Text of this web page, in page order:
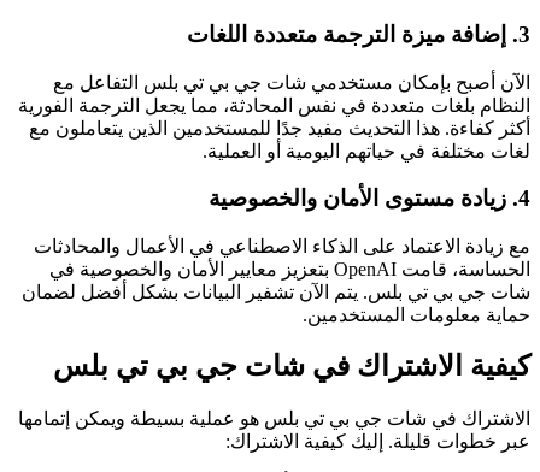
3. إضافة ميزة الترجمة متعددة اللغات
الآن أصبح بإمكان مستخدمي شات جي بي تي بلس التفاعل مع
النظام بلغات متعددة في نفس المحادثة، مما يجعل الترجمة الفورية
أكثر كفاءة. هذا التحديث مفيد جدًا للمستخدمين الذين يتعاملون مع
لغات مختلفة في حياتهم اليومية أو العملية.
4. زيادة مستوى الأمان والخصوصية
مع زيادة الاعتماد على الذكاء الاصطناعي في الأعمال والمحادثات
الحساسة، قامت OpenAI بتعزيز معايير الأمان والخصوصية في
شات جي بي تي بلس. يتم الآن تشفير البيانات بشكل أفضل لضمان
حماية معلومات المستخدمين.
كيفية الاشتراك في شات جي بي تي بلس
الاشتراك في شات جي بي تي بلس هو عملية بسيطة ويمكن إتمامها
عبر خطوات قليلة. إليك كيفية الاشتراك: